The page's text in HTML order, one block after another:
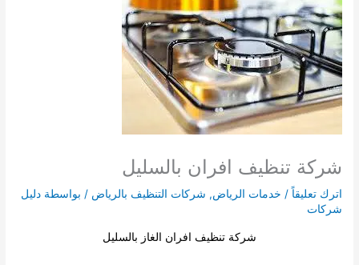
شركة تنظيف افران بالسليل
اترك تعليقاً / خدمات الرياض, شركات التنظيف بالرياض / بواسطة دليل
شركات
شركة تنظيف افران الغاز بالسليل